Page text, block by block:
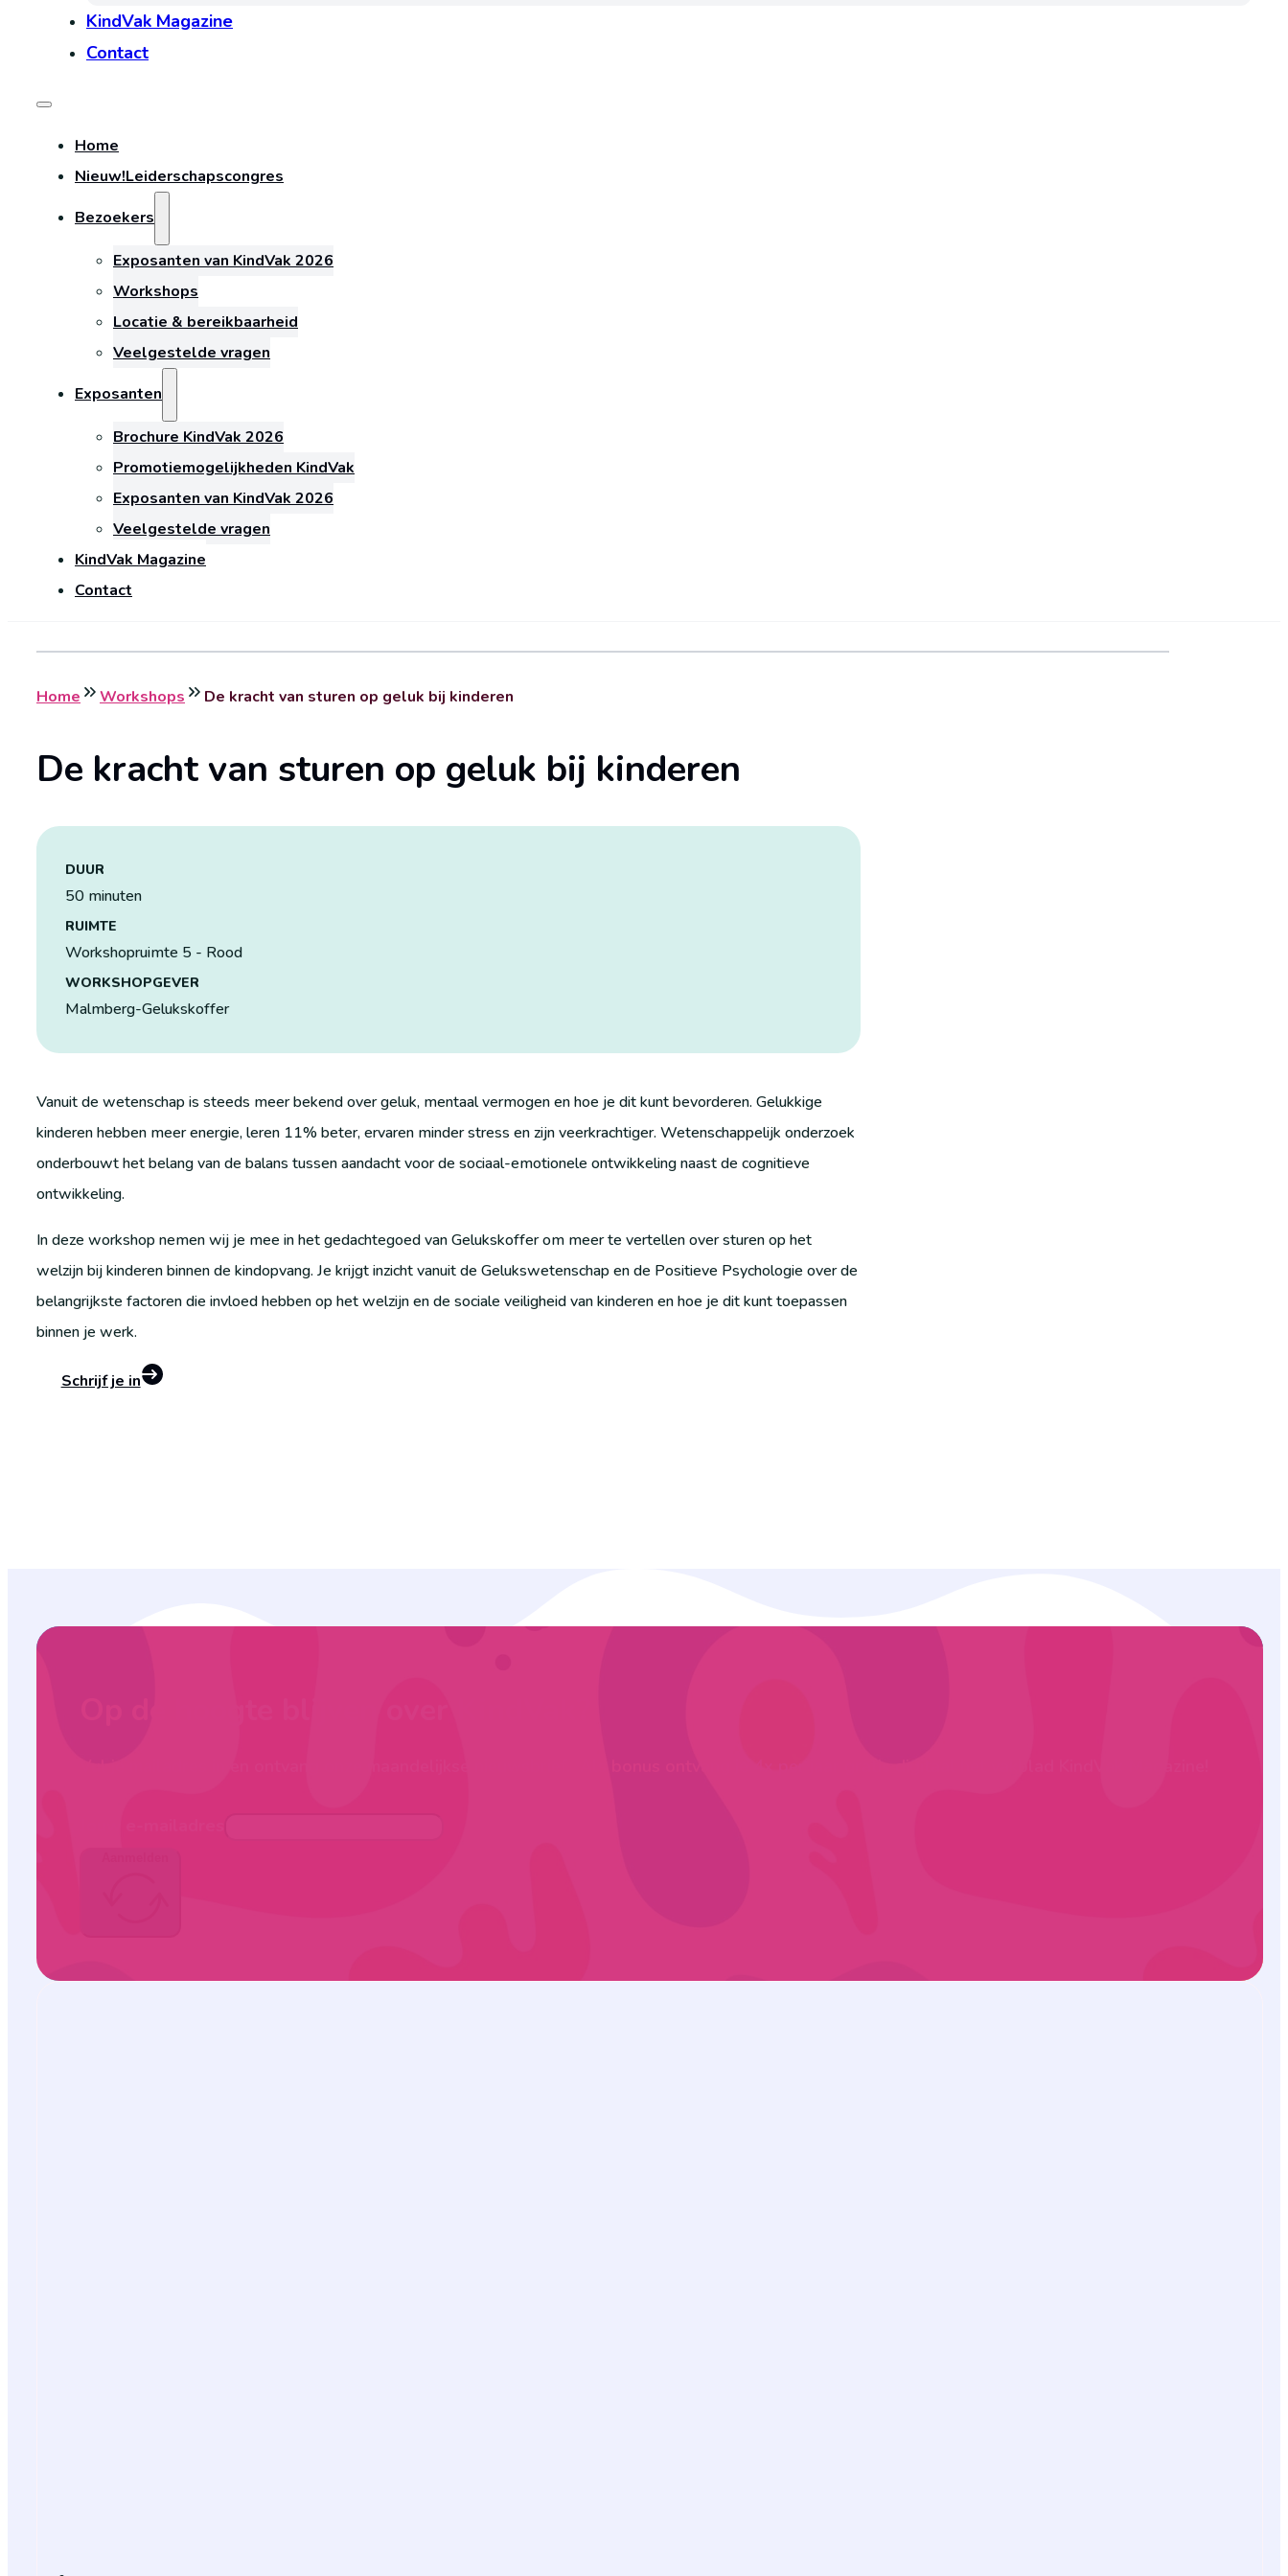
KindVak Magazine
Contact
Home
Nieuw!Leiderschapscongres
Bezoekers
Exposanten van KindVak 2026
Workshops
Locatie & bereikbaarheid
Veelgestelde vragen
Exposanten
Brochure KindVak 2026
Promotiemogelijkheden KindVak
Exposanten van KindVak 2026
Veelgestelde vragen
KindVak Magazine
Contact
Home Workshops De kracht van sturen op geluk bij kinderen
De kracht van sturen op geluk bij kinderen
DUUR
50 minuten
RUIMTE
Workshopruimte 5 - Rood
WORKSHOPGEVER
Malmberg-Gelukskoffer
Vanuit de wetenschap is steeds meer bekend over geluk, mentaal vermogen en hoe je dit kunt bevorderen. Gelukkige
kinderen hebben meer energie, leren 11% beter, ervaren minder stress en zijn veerkrachtiger. Wetenschappelijk onderzoek
onderbouwt het belang van de balans tussen aandacht voor de sociaal-emotionele ontwikkeling naast de cognitieve
ontwikkeling.
In deze workshop nemen wij je mee in het gedachtegoed van Gelukskoffer om meer te vertellen over sturen op het
welzijn bij kinderen binnen de kindopvang. Je krijgt inzicht vanuit de Gelukswetenschap en de Positieve Psychologie over de
belangrijkste factoren die invloed hebben op het welzijn en de sociale veiligheid van kinderen en hoe je dit kunt toepassen
binnen je werk.
Schrijf je in